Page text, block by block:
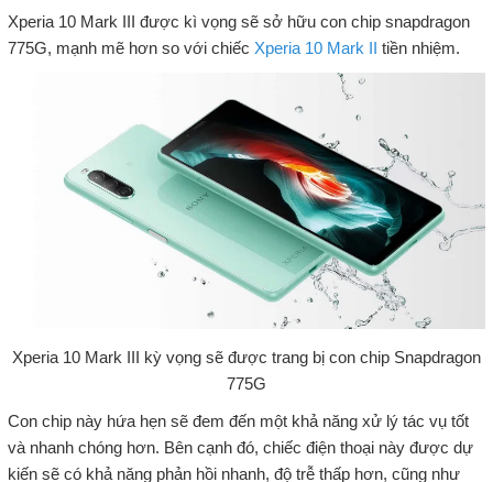
Xperia 10 Mark III được kì vọng sẽ sở hữu con chip snapdragon
775G, mạnh mẽ hơn so với chiếc Xperia 10 Mark II tiền nhiệm.
Xperia 10 Mark III kỳ vọng sẽ được trang bị con chip Snapdragon
775G
Con chip này hứa hẹn sẽ đem đến một khả năng xử lý tác vụ tốt
và nhanh chóng hơn. Bên cạnh đó, chiếc điện thoại này được dự
kiến sẽ có khả năng phản hồi nhanh, độ trễ thấp hơn, cũng như